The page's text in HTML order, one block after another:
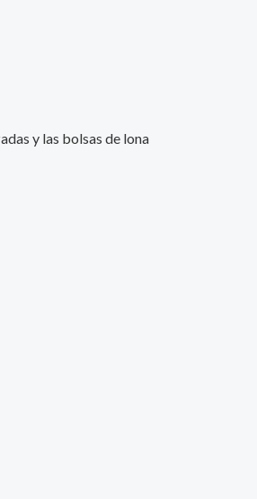
y las bolsas de lona